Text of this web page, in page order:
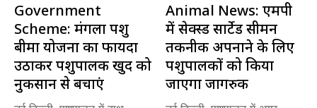
Government
Scheme: मंगला पशु
बीमा योजना का फायदा
उठाकर पशुपालक खुद को
नुकसान से बचाएं
Animal News: एमपी
में सेक्स्ड सार्टेड सीमन
तकनीक अपनाने के लिए
पशुपालकों को किया
जाएगा जागरुक